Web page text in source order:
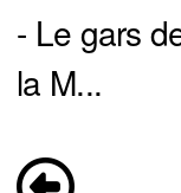
- Le gars
la M...